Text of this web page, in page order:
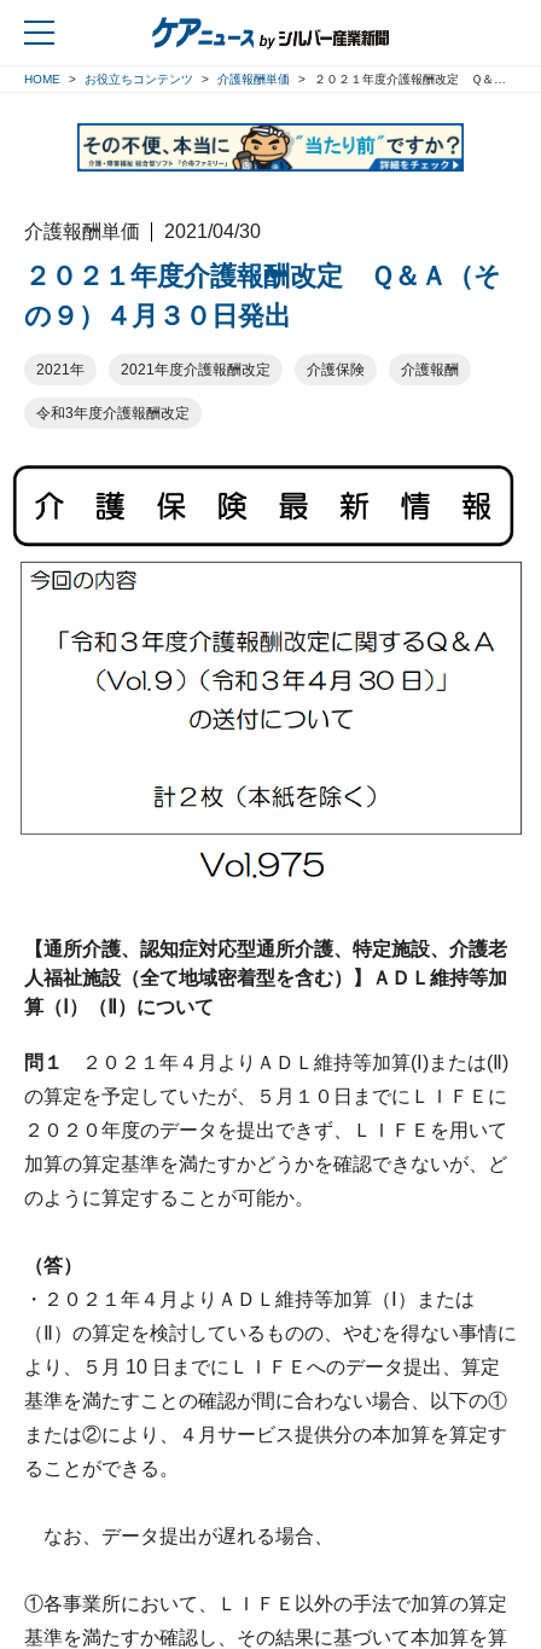
HOME お役立ちコンテンツ 介護報酬単価 ２０２１年度介護報酬改定 Ｑ＆Ａ（その９）４月３０日発出
介護報酬単価 2021/04/30
２０２１年度介護報酬改定 Ｑ＆Ａ（そ
の９）４月３０日発出
2021年 2021年度介護報酬改定 介護保険 介護報酬
令和3年度介護報酬改定
【通所介護、認知症対応型通所介護、特定施設、介護老
人福祉施設（全て地域密着型を含む）】ＡＤＬ維持等加
算（Ⅰ）（Ⅱ）について
問１
２０２１年４月よりＡＤＬ維持等加算(Ⅰ)または(Ⅱ)
の算定を予定していたが、５月１０日までにＬＩＦＥに
２０２０年度のデータを提出できず、ＬＩＦＥを用いて
加算の算定基準を満たすかどうかを確認できないが、ど
のように算定することが可能か。
（答）
・２０２１年４月よりＡＤＬ維持等加算（Ⅰ）または
（Ⅱ）の算定を検討しているものの、やむを得ない事情に
より、５月 10 日までにＬＩＦＥへのデータ提出、算定
基準を満たすことの確認が間に合わない場合、以下の①
または②により、４月サービス提供分の本加算を算定す
ることができる。
なお、データ提出が遅れる場合、
①各事業所において、ＬＩＦＥ以外の手法で加算の算定
基準を満たすか確認し、その結果に基づいて本加算を算